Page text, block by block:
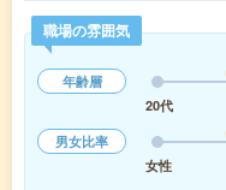
職場の雰囲気
年齢層
20代
男女比率
女性